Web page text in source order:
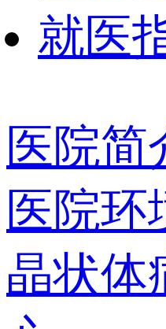
就医
医院简
医院环
晶状体